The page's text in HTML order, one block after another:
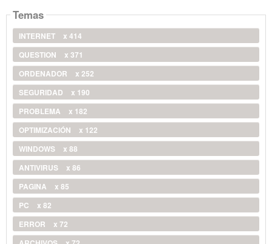
Temas
INTERNET
x 414
QUESTION
x 371
ORDENADOR
x 252
SEGURIDAD
x 190
PROBLEMA
x 182
OPTIMIZACIÓN
x 122
WINDOWS
x 88
ANTIVIRUS
x 86
PAGINA
x 85
PC
x 82
ERROR
x 72